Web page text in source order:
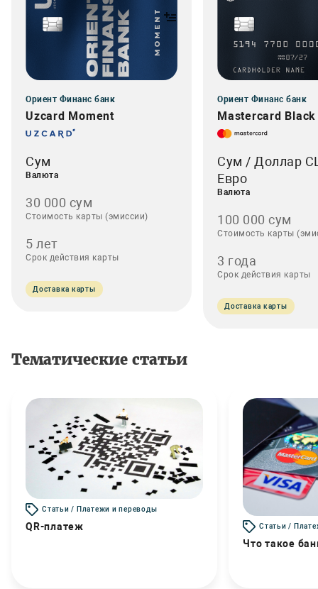
Ориент Финанс банк
Uzcard Moment
Сум
Валюта
30 000 сум
Стоимость карты (эмиссии)
5 лет
Срок действия карты
Доставка карты
Ориент Финанс банк
Mastercard
Сум / Доллар
Евро
Валюта
100 000 сум
Стоимость карты
3 года
Срок действия карты
Доставка карты
Тематические статьи
Статьи / Платежи и переводы
QR-платеж Статьи /
Что такое